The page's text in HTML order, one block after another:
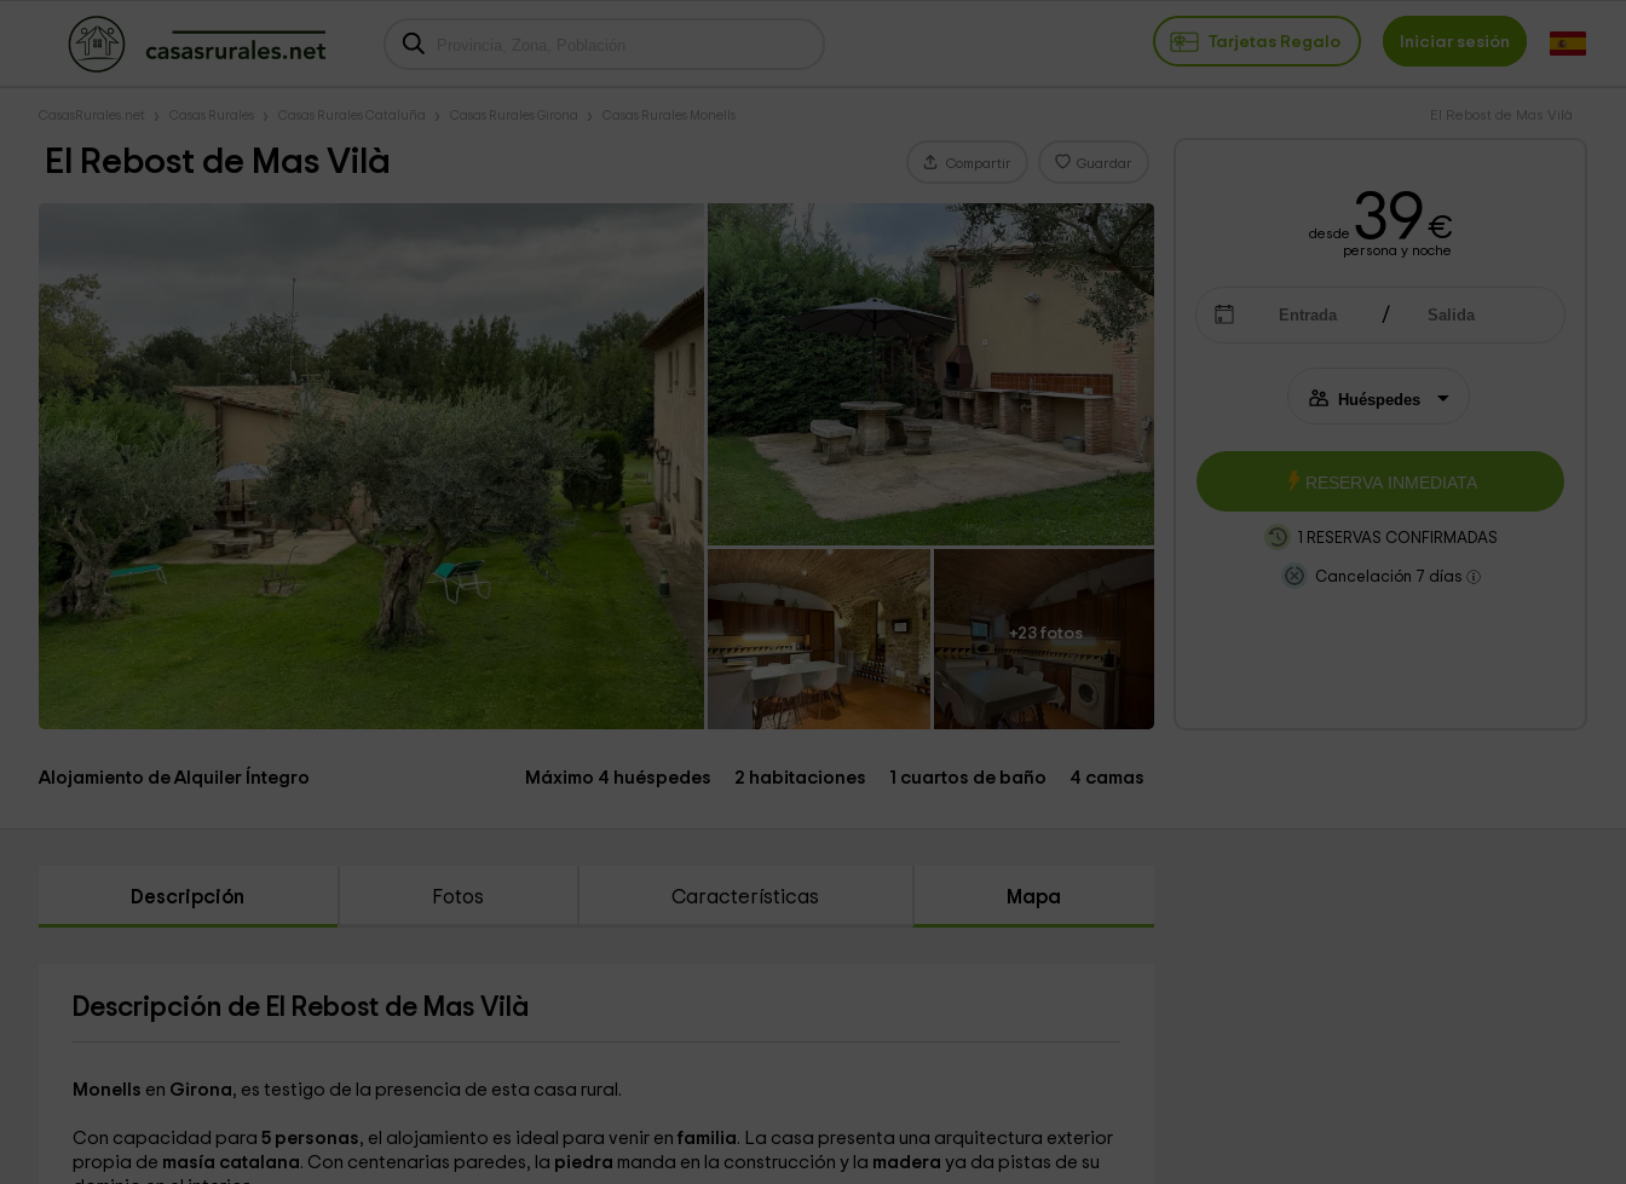
Tarjetas Regalo Iniciar sesión
CasasRurales.net Casas Rurales Casas Rurales Cataluña Casas Rurales Girona Casas Rurales Monells El Rebost de Mas Vilà
El Rebost de Mas Vilà Compartir Guardar
+23 fotos
desde 39€
persona y noche
RESERVA INMEDIATA
1 RESERVAS CONFIRMADAS
Cancelación 7 días
Alojamiento de Alquiler Íntegro Máximo 4 huéspedes 2 habitaciones 1 cuartos de baño 4 camas
Descripción Fotos Características Mapa
Descripción de El Rebost de Mas Vilà
Monells en Girona, es testigo de la presencia de esta casa rural.
Con capacidad para 5 personas, el alojamiento es ideal para venir en familia. La casa presenta una arquitectura exterior
propia de masía catalana. Con centenarias paredes, la piedra manda en la construcción y la madera ya da pistas de su